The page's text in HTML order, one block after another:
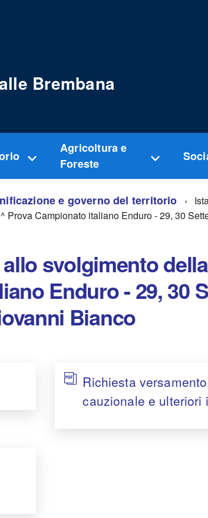
Brembana
Agricoltura e
Foreste
e governo del territorio
Campionato italiano Enduro - 29, 30
svolgimento
Enduro - 29, 30
Bianco
Richiesta
cauzionale e ulteriori